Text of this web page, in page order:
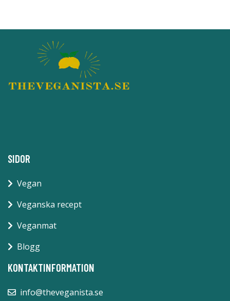
SIDOR
Vegan
Veganska recept
Veganmat
Blogg
KONTAKTINFORMATION
info@theveganista.se